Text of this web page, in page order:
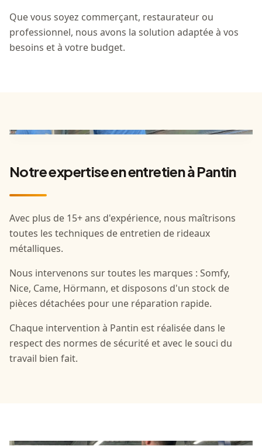
Que vous soyez commerçant, restaurateur ou
professionnel, nous avons la solution adaptée à vos
besoins et à votre budget.
Notre expertise en entretien à Pantin
Avec plus de 15+ ans d'expérience, nous maîtrisons
toutes les techniques de entretien de rideaux
métalliques.
Nous intervenons sur toutes les marques : Somfy,
Nice, Came, Hörmann, et disposons d'un stock de
pièces détachées pour une réparation rapide.
Chaque intervention à Pantin est réalisée dans le
respect des normes de sécurité et avec le souci du
travail bien fait.